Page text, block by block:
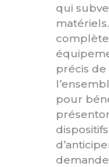
qui
précis de
pour
demande